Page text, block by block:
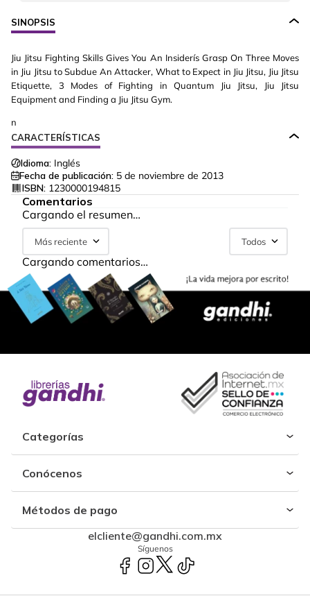
SINOPSIS
Jiu Jitsu Fighting Skills Gives You An Insiderís Grasp On Three Moves
in Jiu Jitsu to Subdue An Attacker, What to Expect in Jiu Jitsu, Jiu Jitsu
Etiquette, 3 Modes of Fighting in Quantum Jiu Jitsu, Jiu Jitsu
Equipment and Finding a Jiu Jitsu Gym.
n
CARACTERÍSTICAS
Idioma: Inglés
Fecha de publicación: 5 de noviembre de 2013
ISBN: 1230000194815
Comentarios
Cargando el resumen…
Más reciente Todos
Cargando comentarios…
Categorías
Conócenos
Métodos de pago
elcliente@gandhi.com.mx
Síguenos